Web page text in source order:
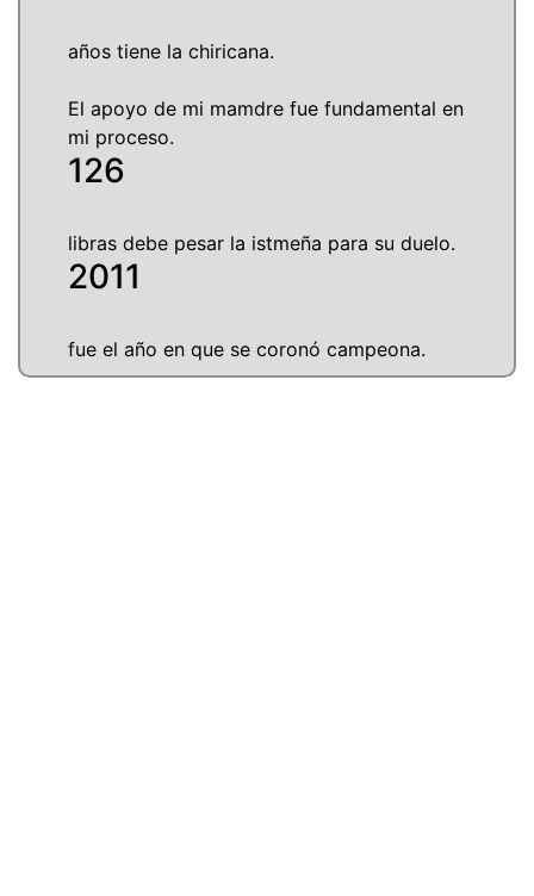
años tiene la chiricana.
El apoyo de mi mamdre fue fundamental en
mi proceso.
126
libras debe pesar la istmeña para su duelo.
2011
fue el año en que se coronó campeona.